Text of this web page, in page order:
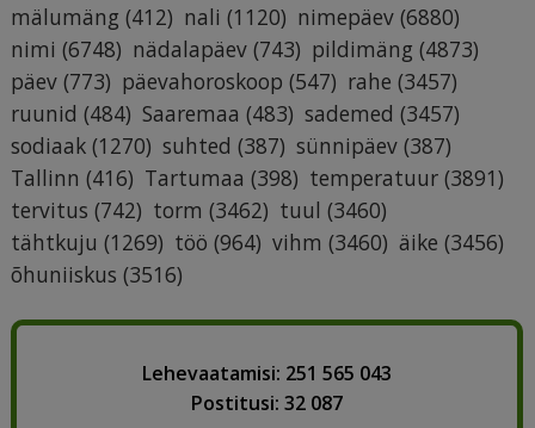
mälumäng (412) nali (1120) nimepäev (6880)
nimi (6748) nädalapäev (743) pildimäng (4873)
päev (773) päevahoroskoop (547) rahe (3457)
ruunid (484) Saaremaa (483) sademed (3457)
sodiaak (1270) suhted (387) sünnipäev (387)
Tallinn (416) Tartumaa (398) temperatuur (3891)
tervitus (742) torm (3462) tuul (3460)
tähtkuju (1269) töö (964) vihm (3460) äike (3456)
õhuniiskus (3516)
Lehevaatamisi: 251 565 043
Postitusi: 32 087